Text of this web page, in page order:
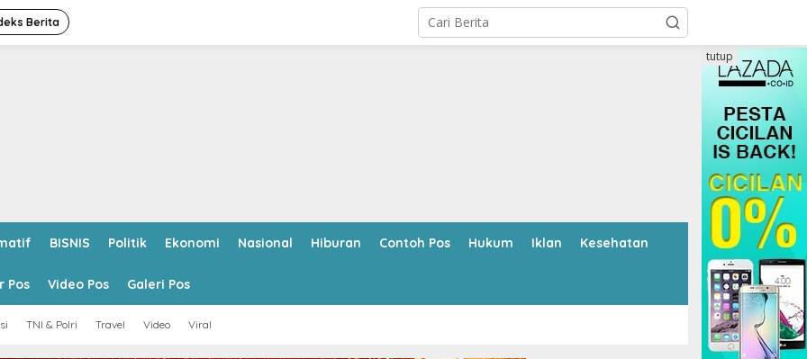
Berita
BISNIS Politik Ekonomi Nasional Hiburan Contoh Pos Hukum Iklan Kesehatan
Pos Video Pos Galeri Pos
TNI & Polri Travel Video Viral
tutup